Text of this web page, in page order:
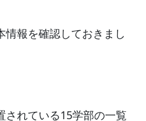
情報を確認しておきまし
されている15学部の一覧